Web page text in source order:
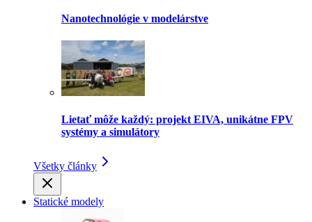
Nanotechnológie v modelárstve
Lietať môže každý: projekt EIVA, unikátne FPV
systémy a simulátory
Všetky články
Statické modely